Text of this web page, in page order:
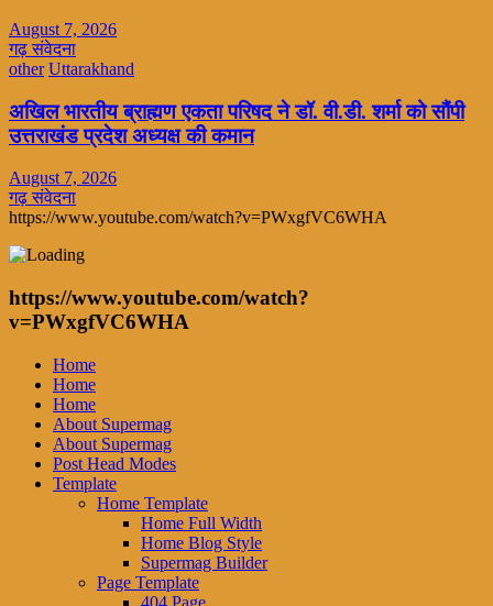
August 7, 2026
गढ़ संवेदना
other Uttarakhand
अखिल भारतीय ब्राह्मण एकता परिषद ने डॉ. वी.डी. शर्मा को सौंपी
उत्तराखंड प्रदेश अध्यक्ष की कमान
August 7, 2026
गढ़ संवेदना
https://www.youtube.com/watch?v=PWxgfVC6WHA
https://www.youtube.com/watch?
v=PWxgfVC6WHA
Home
Home
Home
About Supermag
About Supermag
Post Head Modes
Template
Home Template
Home Full Width
Home Blog Style
Supermag Builder
Page Template
404 Page